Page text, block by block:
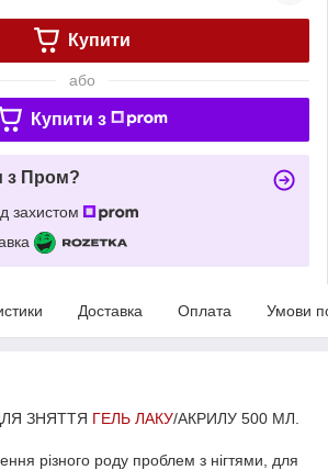
Купити
або
Купити з
з Пром?
захистом
Доставка Оплата Умови
ЗНЯТТЯ ГЕЛЬ ЛАКУ/АКРИЛУ 500 МЛ.
різного роду проблем з нігтями, для